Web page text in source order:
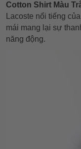
Cotton Shirt Màu
Lacoste nổi tiếng
mái mang lại sự
năng động.